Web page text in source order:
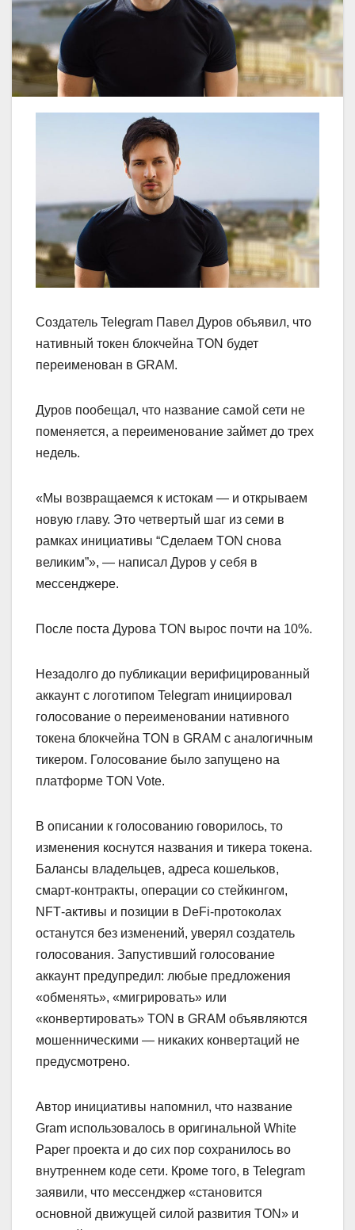
Создатель Telegram Павел Дуров объявил, что
нативный токен блокчейна TON будет
переименован в GRAM.
Дуров пообещал, что название самой сети не
поменяется, а переименование займет до трех
недель.
«Мы возвращаемся к истокам — и открываем
новую главу. Это четвертый шаг из семи в
рамках инициативы “Сделаем TON снова
великим”», — написал Дуров у себя в
мессенджере.
После поста Дурова TON вырос почти на 10%.
Незадолго до публикации верифицированный
аккаунт с логотипом Telegram инициировал
голосование о переименовании нативного
токена блокчейна TON в GRAM с аналогичным
тикером. Голосование было запущено на
платформе TON Vote.
В описании к голосованию говорилось, то
изменения коснутся названия и тикера токена.
Балансы владельцев, адреса кошельков,
смарт‑контракты, операции со стейкингом,
NFT‑активы и позиции в DeFi‑протоколах
останутся без изменений, уверял создатель
голосования. Запустивший голосование
аккаунт предупредил: любые предложения
«обменять», «мигрировать» или
«конвертировать» TON в GRAM объявляются
мошенническими — никаких конвертаций не
предусмотрено.
Автор инициативы напомнил, что название
Gram использовалось в оригинальной White
Paper проекта и до сих пор сохранилось во
внутреннем коде сети. Кроме того, в Telegram
заявили, что мессенджер «становится
основной движущей силой развития TON» и